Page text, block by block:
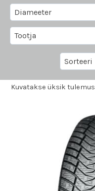
Kuvatakse üksik tulemus